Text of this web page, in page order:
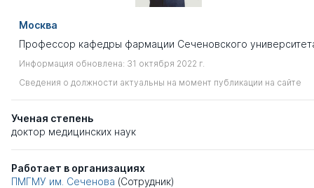
Москва
Профессор кафедры фармации Сеченовского
Информация обновлена: 31 октября 2022 г.
Сведения о должности актуальны на момент публикации на сайте
Ученая степень
доктор медицинских наук
Работает в организациях
ПМГМУ им. Сеченова (Сотрудник)